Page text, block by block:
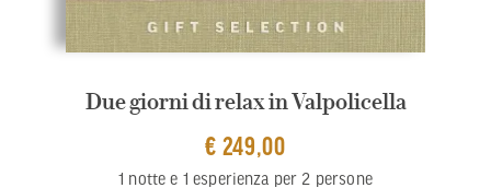
Due giorni di relax in Valpolicella
€ 249,00
1 notte e 1 esperienza per 2 persone